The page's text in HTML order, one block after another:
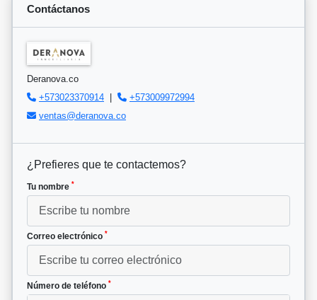
Contáctanos
Deranova.co
+573023370914 |
+573009972994
ventas@deranova.co
¿Prefieres que te contactemos?
Tu nombre *
Correo electrónico *
Número de teléfono *